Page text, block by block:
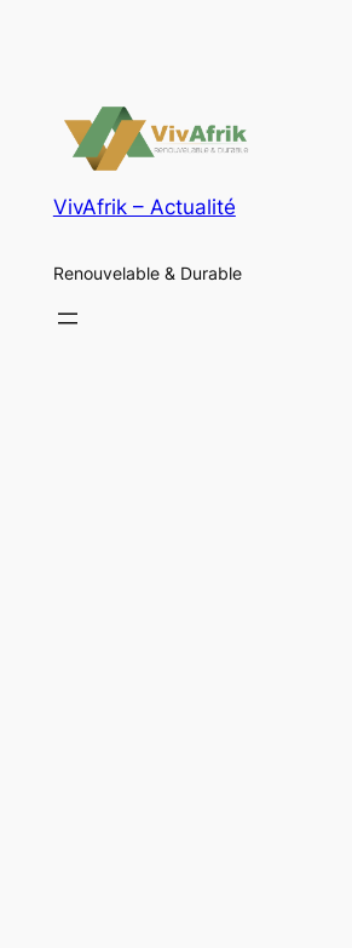
VivAfrik – Actualité
Renouvelable & Durable